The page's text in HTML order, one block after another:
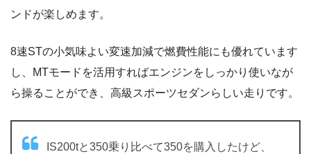
ンドが楽しめます。
8速STの小気味よい変速加減で燃費性能にも優れています
し、MTモードを活用すればエンジンをしっかり使いなが
ら操ることができ、高級スポーツセダンらしい走りです。
IS200tと350乗り比べて350を購入したけど、